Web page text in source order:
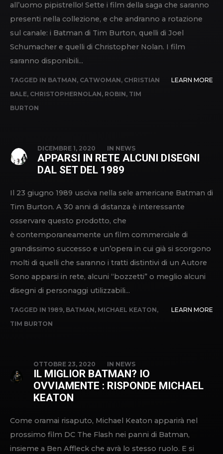
all’uomo pipistrello! Sette i film della saga che saranno
presenti nella collezione, e che andranno a rotazione
sul canale: i Batman di Tim Burton, quelli di Joel
Schumacher e quelli di Christopher Nolan. I film
saranno disponibili...
TAGGED IN BATMAN, CATWOMAN, CHRISTIAN
BALE, CHRISTOPHERNOLAN, ROBIN, TIM
BURTON
LEARN MORE
DICEMBRE 1, 2020 IN NEWS
APPARSI IN RETE ALCUNI DISEGNI
DAL SET DEL 1989
Il 23 giugno 1989 usciva nella sele americane Batman di
Tim Burton. A 30 anni di distanza è interessante
osservare questo prodotto, che
è contemporaneamente un film commerciale di
grandissimo successo e un’opera in cui già si scorgono
molti di quelli che saranno i tratti distintivi di un Autore
Sono apparsi in rete, alcuni “bozzetti” o meglio alcuni
disegni di personaggi utilizzabili...
TAGGED IN 1989, BATMAN, MICHAEL KEATON,
TIM BURTON
LEARN MORE
OTTOBRE 23, 2020 IN NEWS
IL MIGLIOR BATMAN? IO
OVVIAMENTE : RISPONDE MICHAEL
KEATON
Come oramai risaputo, Michael Keaton apparirà nel
prossimo film DC The Flash nei panni di Batman,
insieme a Ben Affleck che avrà lo stesso ruolo. E si